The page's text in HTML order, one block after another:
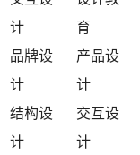
计
品牌设
计
结构设
计
育
产品设
计
交互设
计